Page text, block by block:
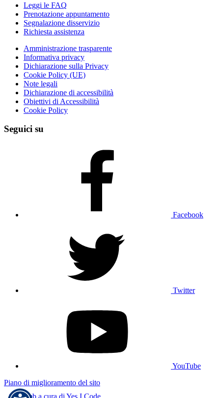
Leggi le FAQ
Prenotazione appuntamento
Segnalazione disservizio
Richiesta assistenza
Amministrazione trasparente
Informativa privacy
Dichiarazione sulla Privacy
Cookie Policy (UE)
Note legali
Dichiarazione di accessibilità
Obiettivi di Accessibilità
Cookie Policy
Seguici su
Facebook
Twitter
YouTube
Piano di miglioramento del sito
Sito web a cura di Yes I Code